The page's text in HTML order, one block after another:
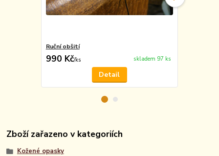
Ruční obšití
990 Kč/ks skladem 97 ks
Detail
Zboží zařazeno v kategoriích
Kožené opasky